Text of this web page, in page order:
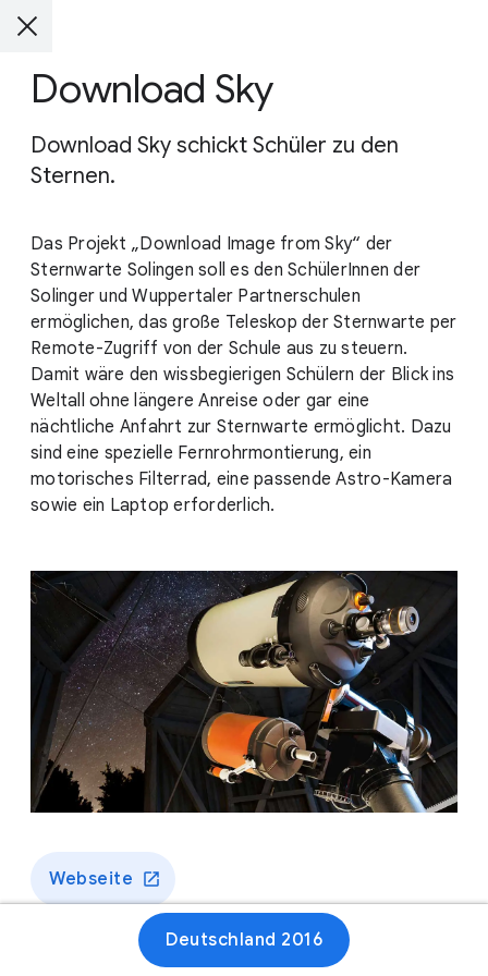
Download Sky
Download Sky schickt Schüler zu den
Sternen.
Das Projekt „Download Image from Sky“ der
Sternwarte Solingen soll es den SchülerInnen der
Solinger und Wuppertaler Partnerschulen
ermöglichen, das große Teleskop der Sternwarte per
Remote-Zugriff von der Schule aus zu steuern.
Damit wäre den wissbegierigen Schülern der Blick ins
Weltall ohne längere Anreise oder gar eine
nächtliche Anfahrt zur Sternwarte ermöglicht. Dazu
sind eine spezielle Fernrohrmontierung, ein
motorisches Filterrad, eine passende Astro-Kamera
sowie ein Laptop erforderlich.
Webseite
Deutschland 2016